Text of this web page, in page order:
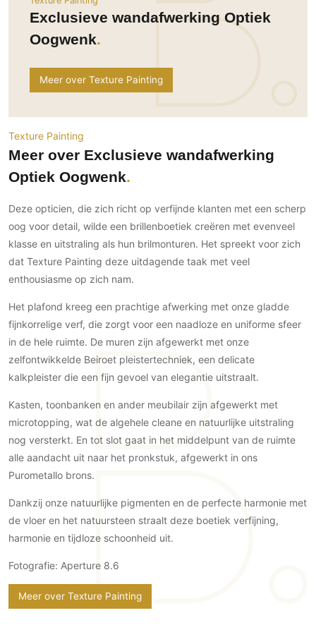
Woondecoratie
Inrichting
Roomdividers
Verlichting
Haarden
Glas
Trappen
Keuken
Keukens
Keukenapparatuur
Keukenbladen
Keukenaccessoires
Keukenkranen
Ramen en deuren
Binnendeuren
Aluminium deuren
Houten deuren
Deurbeslag
Vloer
Ramen
Deursystemen
Glazen wandsystemen
Zonwering
Buitenshutters
Autolift
3D visualisaties
Gevelbekleding
Gevelstenen
Houten gevelbekleding
Stucwerk
Schilderwerk buiten
Tuinmeubelen
Tuinverlichting
Omheining
Zwembad en zwemvijver
Buitenvloeren
Houten buitenvloeren
Natuursteen en keramiek
buitenvloeren
Zonwering
Zonwering buiten
Kinderkamer
Serre/Veranda
Toilet
Werkkamer
Wijnkelder
Woonkamer
Buitenkijken
Bijgebouw / Poolhouse
Terrasoverkapping
Tuin
Zwembad
Zakelijk
Exclusieve wandafwerking Optiek
Oogwenk
Meer over Texture Painting
Texture Painting
Meer over Exclusieve wandafwerking
Optiek Oogwenk
Deze opticien, die zich richt op verfijnde klanten met een scherp
oog voor detail, wilde een brillenboetiek creëren met evenveel
klasse en uitstraling als hun brilmonturen. Het spreekt voor zich
dat Texture Painting deze uitdagende taak met veel
enthousiasme op zich nam.
Het plafond kreeg een prachtige afwerking met onze gladde
fijnkorrelige verf, die zorgt voor een naadloze en uniforme sfeer
in de hele ruimte. De muren zijn afgewerkt met onze
zelfontwikkelde Beiroet pleistertechniek, een delicate
kalkpleister die een fijn gevoel van elegantie uitstraalt.
Kasten, toonbanken en ander meubilair zijn afgewerkt met
microtopping, wat de algehele cleane en natuurlijke uitstraling
nog versterkt. En tot slot gaat in het middelpunt van de ruimte
alle aandacht uit naar het pronkstuk, afgewerkt in ons
Purometallo brons.
Dankzij onze natuurlijke pigmenten en de perfecte harmonie met
de vloer en het natuursteen straalt deze boetiek verfijning,
harmonie en tijdloze schoonheid uit.
Fotografie: Aperture 8.6
Meer over Texture Painting